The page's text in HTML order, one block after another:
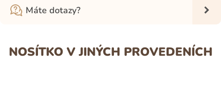
Máte dotazy?
NOSÍTKO V JINÝCH PROVEDENÍCH